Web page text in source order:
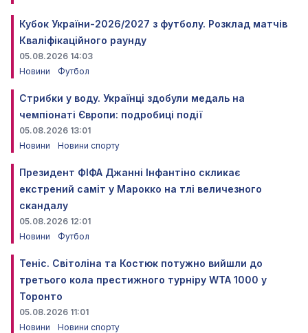
Кубок України-2026/2027 з футболу. Розклад матчів
Кваліфікаційного раунду
05.08.2026 14:03
Новини
Футбол
Стрибки у воду. Українці здобули медаль на
чемпіонаті Європи: подробиці події
05.08.2026 13:01
Новини
Новини спорту
Президент ФІФА Джанні Інфантіно скликає
екстрений саміт у Марокко на тлі величезного
скандалу
05.08.2026 12:01
Новини
Футбол
Теніс. Світоліна та Костюк потужно вийшли до
третього кола престижного турніру WTA 1000 у
Торонто
05.08.2026 11:01
Новини
Новини спорту